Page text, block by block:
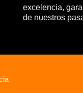
excelencia,
de nuestros